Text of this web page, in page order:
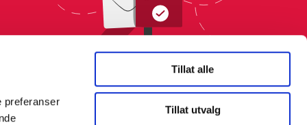
preferanser
Tillat alle
Tillat utvalg